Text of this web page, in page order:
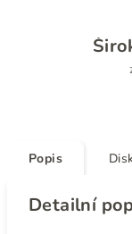
Popis
Detailní